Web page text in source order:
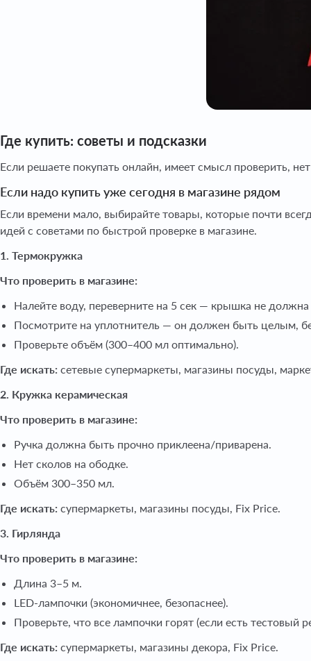
Где купить: советы и подсказки
Если решаете покупать онлайн, имеет смысл проверить,
Если надо купить уже сегодня в магазине рядом
Если времени мало, выбирайте товары, которые почти
идей с советами по быстрой проверке в магазине.
1. Термокружка
Что проверить в магазине:
Налейте воду, переверните на 5 сек — крышка не должна
Посмотрите на уплотнитель — он должен быть целым,
Проверьте объём (300–400 мл оптимально).
Где искать: сетевые супермаркеты, магазины посуды,
2. Кружка керамическая
Что проверить в магазине:
Ручка должна быть прочно приклеена/приварена.
Нет сколов на ободке.
Объём 300–350 мл.
Где искать: супермаркеты, магазины посуды, Fix Price.
3. Гирлянда
Что проверить в магазине:
Длина 3–5 м.
LED-лампочки (экономичнее, безопаснее).
Проверьте, что все лампочки горят (если есть тестовый
Где искать: супермаркеты, магазины декора, Fix Price.